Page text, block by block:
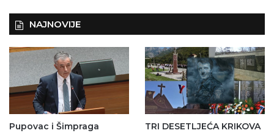
NAJNOVIJE
Pupovac i Šimpraga
TRI DESETLJEĆA KRIKOVA